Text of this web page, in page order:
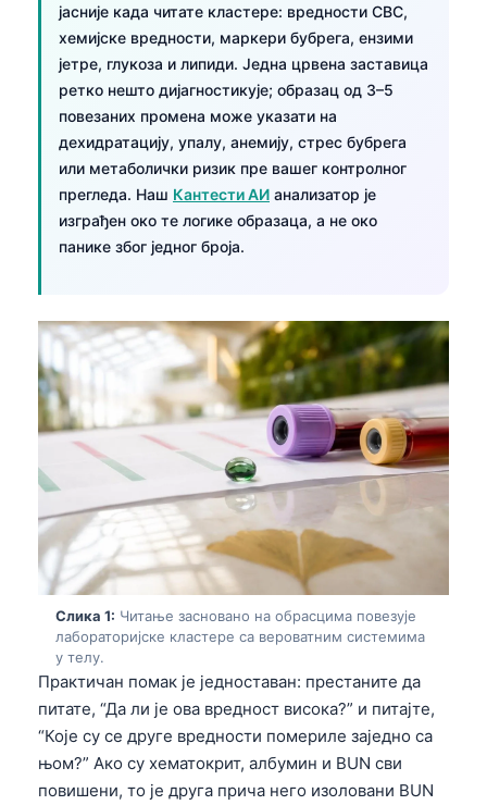
јасније када читате кластере: вредности CBC,
хемијске вредности, маркери бубрега, ензими
јетре, глукоза и липиди. Једна црвена заставица
ретко нешто дијагностикује; образац од 3–5
повезаних промена може указати на
дехидратацију, упалу, анемију, стрес бубрега
или метаболички ризик пре вашег контролног
прегледа. Наш Кантести АИ анализатор је
изграђен око те логике образаца, а не око
панике због једног броја.
Слика 1: Читање засновано на обрасцима повезује
лабораторијске кластере са вероватним системима
у телу.
Практичан помак је једноставан: престаните да
питате, “Да ли је ова вредност висока?” и питајте,
“Које су се друге вредности помериле заједно са
њом?” Ако су хематокрит, албумин и BUN сви
повишени, то је друга прича него изоловани BUN